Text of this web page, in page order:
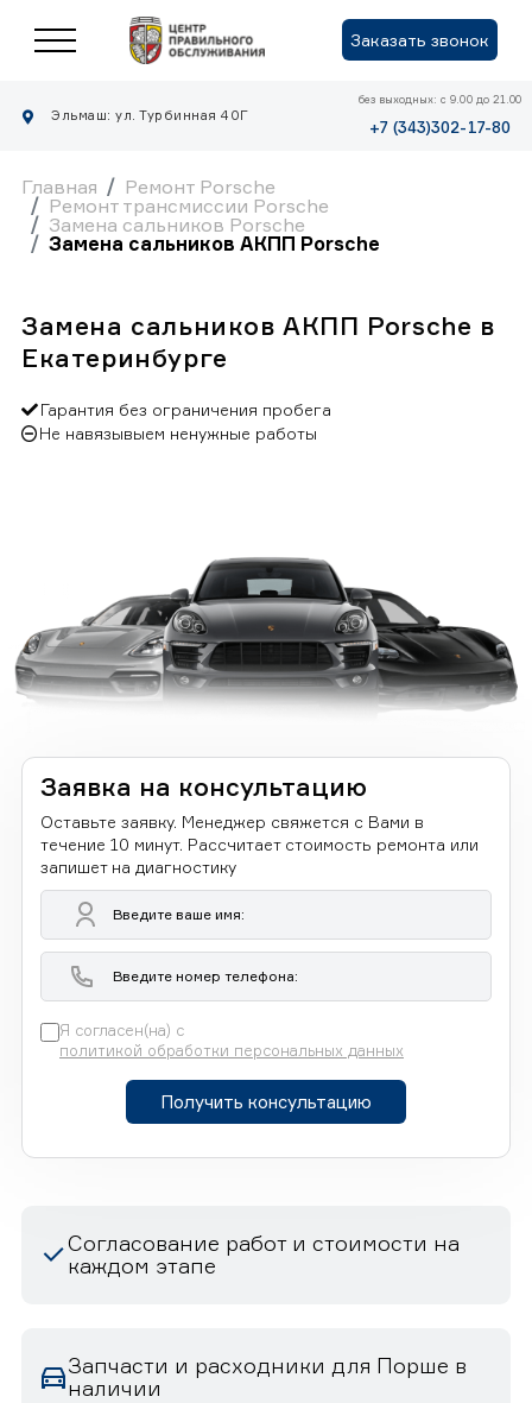
Заказать звонок
Эльмаш: ул. Турбинная 40Г
без выходных: с 9.00 до 21.00
+7 (343)302-17-80
Главная
Ремонт Porsche
Ремонт трансмиссии Porsche
Замена сальников Porsche
Замена сальников АКПП Porsche
Замена сальников АКПП Porsche в
Екатеринбурге
Гарантия без ограничения пробега
Не навязывыем ненужные работы
Заявка на консультацию
Оставьте заявку. Менеджер свяжется с Вами в
течение 10 минут. Рассчитает стоимость ремонта или
запишет на диагностику
Я согласен(на) с
политикой обработки персональных данных
Получить консультацию
Согласование работ и стоимости на
каждом этапе
Запчасти и расходники для Порше в
наличии